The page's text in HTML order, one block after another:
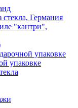
Германия
"кантри",
упаковке
упаковке